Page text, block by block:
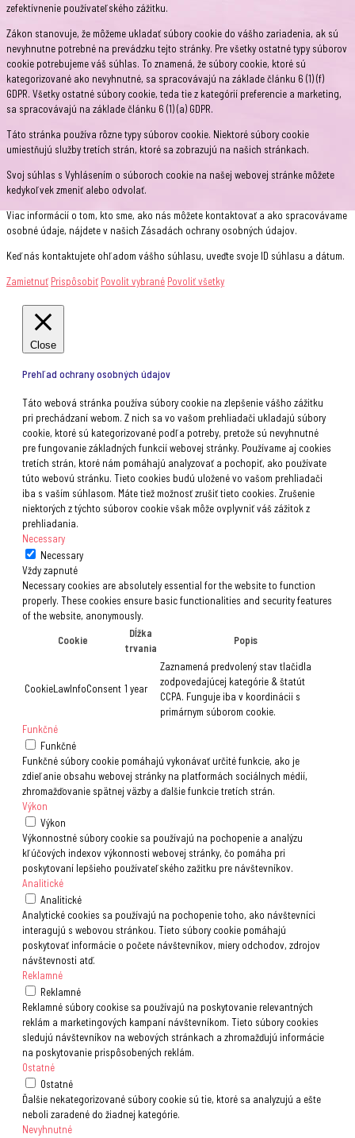
zefektívnenie používateľského zážitku.
Zákon stanovuje, že môžeme ukladať súbory cookie do vášho zariadenia, ak sú
nevyhnutne potrebné na prevádzku tejto stránky. Pre všetky ostatné typy súborov
cookie potrebujeme váš súhlas. To znamená, že súbory cookie, ktoré sú
kategorizované ako nevyhnutné, sa spracovávajú na základe článku 6 (1) (f)
GDPR. Všetky ostatné súbory cookie, teda tie z kategórií preferencie a marketing,
sa spracovávajú na základe článku 6 (1) (a) GDPR.
Táto stránka používa rôzne typy súborov cookie. Niektoré súbory cookie
umiestňujú služby tretích strán, ktoré sa zobrazujú na našich stránkach.
Svoj súhlas s Vyhlásením o súboroch cookie na našej webovej stránke môžete
kedykoľvek zmeniť alebo odvolať.
Viac informácií o tom, kto sme, ako nás môžete kontaktovať a ako spracovávame
osobné údaje, nájdete v našich Zásadách ochrany osobných údajov.
Keď nás kontaktujete ohľadom vášho súhlasu, uveďte svoje ID súhlasu a dátum.
Zamietnuť Prispôsobiť Povolit vybrané Povoliť všetky
Close
Prehľad ochrany osobných údajov
Táto webová stránka používa súbory cookie na zlepšenie vášho zážitku
pri prechádzaní webom. Z nich sa vo vašom prehliadači ukladajú súbory
cookie, ktoré sú kategorizované podľa potreby, pretože sú nevyhnutné
pre fungovanie základných funkcií webovej stránky. Používame aj cookies
tretích strán, ktoré nám pomáhajú analyzovať a pochopiť, ako používate
túto webovú stránku. Tieto cookies budú uložené vo vašom prehliadači
iba s vaším súhlasom. Máte tiež možnosť zrušiť tieto cookies. Zrušenie
niektorých z týchto súborov cookie však môže ovplyvniť váš zážitok z
prehliadania.
Necessary
Necessary
Vždy zapnuté
Necessary cookies are absolutely essential for the website to function
properly. These cookies ensure basic functionalities and security features
of the website, anonymously.
Cookie
Dĺžka
trvania
Popis
CookieLawInfoConsent 1 year
Zaznamená predvolený stav tlačidla
zodpovedajúcej kategórie & štatút
CCPA. Funguje iba v koordinácii s
primárnym súborom cookie.
Funkčné
Funkčné
Funkčné súbory cookie pomáhajú vykonávať určité funkcie, ako je
zdieľanie obsahu webovej stránky na platformách sociálnych médií,
zhromažďovanie spätnej väzby a ďalšie funkcie tretích strán.
Výkon
Výkon
Výkonnostné súbory cookie sa používajú na pochopenie a analýzu
kľúčových indexov výkonnosti webovej stránky, čo pomáha pri
poskytovaní lepšieho používateľského zažitku pre návštevníkov.
Analitické
Analitické
Analytické cookies sa používajú na pochopenie toho, ako návštevníci
interagujú s webovou stránkou. Tieto súbory cookie pomáhajú
poskytovať informácie o počete návštevníkov, miery odchodov, zdrojov
návštevnosti atď.
Reklamné
Reklamné
Reklamné súbory cookise sa používajú na poskytovanie relevantných
reklám a marketingových kampaní návštevníkom. Tieto súbory cookies
sledujú návštevníkov na webových stránkach a zhromažďujú informácie
na poskytovanie prispôsobených reklám.
Ostatné
Ostatné
Ďalšie nekategorizované súbory cookie sú tie, ktoré sa analyzujú a ešte
neboli zaradené do žiadnej kategórie.
Nevyhnutné